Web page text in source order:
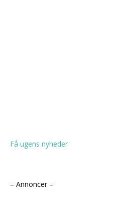
Få ugens nyheder
– Annoncer –